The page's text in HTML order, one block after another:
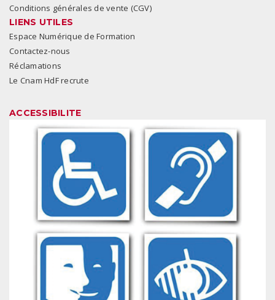
Conditions générales de vente (CGV)
LIENS UTILES
Espace Numérique de Formation
Contactez-nous
Réclamations
Le Cnam HdF recrute
ACCESSIBILITE